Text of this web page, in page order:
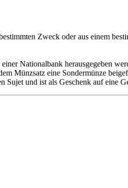
Zweck oder aus einem
Nationalbank herausgegeben
Münzsatz eine Sondermünze
Sujet und ist als Geschenk auf eine